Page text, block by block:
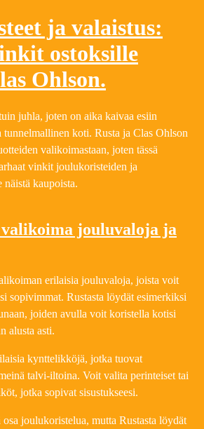
ja valaistus:
ostoksille
Ohlson.
juhla, joten on aika kaivaa esiin
koti. Rusta ja Clas Ohlson
valikoimastaan, joten tässä
vinkit joulukoristeiden ja
näistä kaupoista.
jouluvaloja ja
erilaisia jouluvaloja, joista voit
sopivimmat. Rustasta löydät esimerkiksi
joiden avulla voit koristella kotisi
alusta asti.
kynttelikköjä, jotka tuovat
talvi-iltoina. Voit valita perinteiset tai
jotka sopivat sisustukseesi.
joulukoristelua, mutta Rustasta löydät